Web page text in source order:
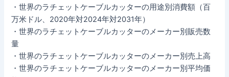
・世界のラチェットケーブルカッターの用途別消費額（百
万米ドル、2020年対2024年対2031年）
・世界のラチェットケーブルカッターのメーカー別販売数
量
・世界のラチェットケーブルカッターのメーカー別売上高
・世界のラチェットケーブルカッターのメーカー別平均価